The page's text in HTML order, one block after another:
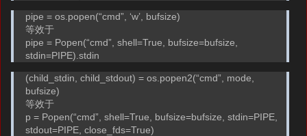
pipe = os.popen(“cmd”, ‘w’, bufsize)
等效于
pipe = Popen(“cmd”, shell=True, bufsize=bufsize,
stdin=PIPE).stdin
(child_stdin, child_stdout) = os.popen2(“cmd”, mode,
bufsize)
等效于
p = Popen(“cmd”, shell=True, bufsize=bufsize, stdin=PIPE,
stdout=PIPE, close_fds=True)